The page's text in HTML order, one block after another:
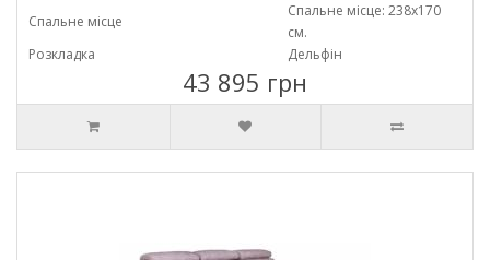
Спальне місце
Спальне місце: 238х170
см.
Розкладка
Дельфін
43 895 грн